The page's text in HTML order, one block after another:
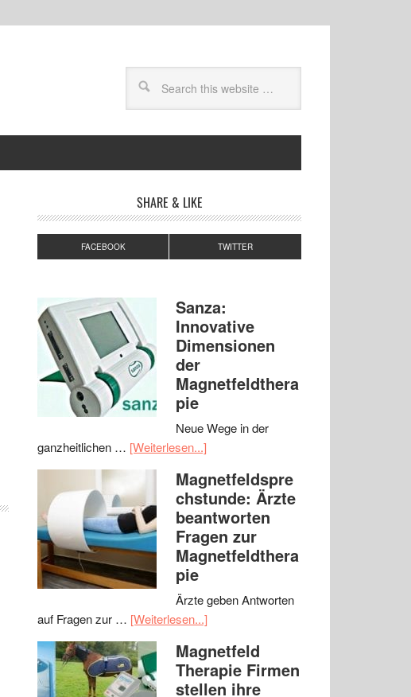
SHARE & LIKE
FACEBOOK TWITTER
Sanza:
Innovative
Dimensionen
der
Magnetfeldthera
pie
Neue Wege in der
ganzheitlichen … [Weiterlesen...]
Magnetfeldspre
chstunde: Ärzte
beantworten
Fragen zur
Magnetfeldthera
pie
Ärzte geben Antworten
auf Fragen zur … [Weiterlesen...]
Magnetfeld
Therapie Firmen
stellen ihre